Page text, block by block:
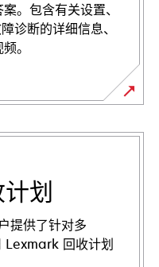
。包含有关设置、
诊断的详细信息、
。
划
提供了针对多
Lexmark 回收计划